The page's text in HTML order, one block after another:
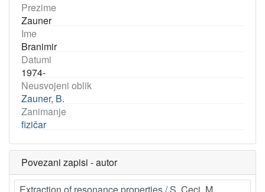
Prezime
Zauner
Ime
Branimir
Datumi
1974-
Neusvojeni oblik
Zauner, B.
Zanimanje
fizičar
Povezani zapisi - autor